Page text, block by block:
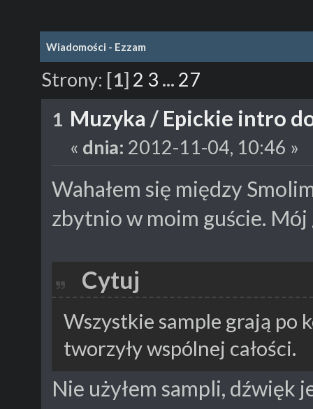
Wiadomości - Ezzam
Strony: [1] 2 3 ... 27
1 Muzyka / Epickie intro
« dnia: 2012-11-04, 10:46 »
Wahałem się między
zbytnio w moim guście. Mój
Cytuj
Wszystkie sample grają po
tworzyły wspólnej całości.
Nie użyłem sampli, dźwięk